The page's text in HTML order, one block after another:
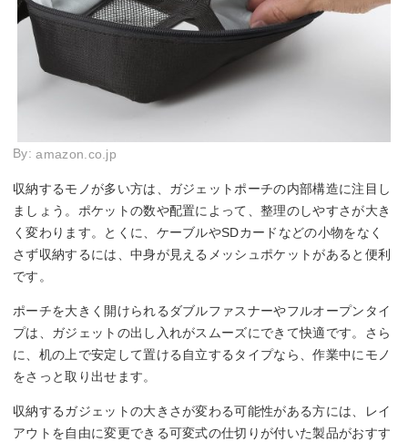
By:amazon.co.jp
収納するモノが多い方は、ガジェットポーチの内部構造に注目し
ましょう。ポケットの数や配置によって、整理のしやすさが大き
く変わります。とくに、ケーブルやSDカードなどの小物をなく
さず収納するには、中身が見えるメッシュポケットがあると便利
です。
ポーチを大きく開けられるダブルファスナーやフルオープンタイ
プは、ガジェットの出し入れがスムーズにできて快適です。さら
に、机の上で安定して置ける自立するタイプなら、作業中にモノ
をさっと取り出せます。
収納するガジェットの大きさが変わる可能性がある方には、レイ
アウトを自由に変更できる可変式の仕切りが付いた製品がおすす